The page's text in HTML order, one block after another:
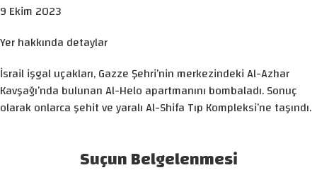
9 Ekim 2023
Yer hakkında detaylar
İsrail işgal uçakları, Gazze Şehri’nin merkezindeki Al-Azhar
Kavşağı’nda bulunan Al-Helo apartmanını bombaladı. Sonuç
olarak onlarca şehit ve yaralı Al-Shifa Tıp Kompleksi’ne taşındı.
Suçun Belgelenmesi